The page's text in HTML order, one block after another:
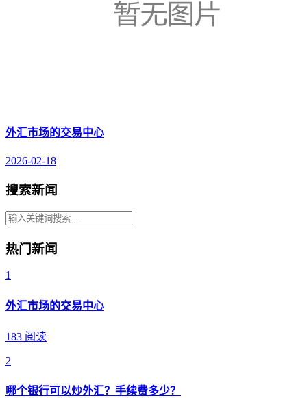
外汇市场的交易中心
2026-02-18
搜索新闻
热门新闻
1
外汇市场的交易中心
183 阅读
2
哪个银行可以炒外汇？手续费多少？